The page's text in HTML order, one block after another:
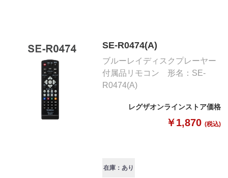
SE-R0474(A)
ブルーレイディスクプレーヤー
付属品リモコン 形名：SE-
R0474(A)
レグザオンラインストア価格
￥1,870 (税込)
在庫：あり